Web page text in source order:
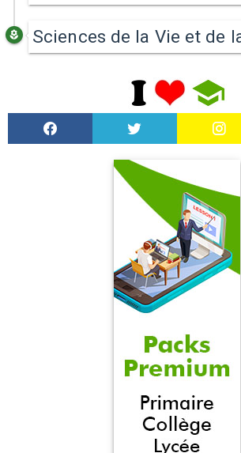
Sciences de la Vie et de